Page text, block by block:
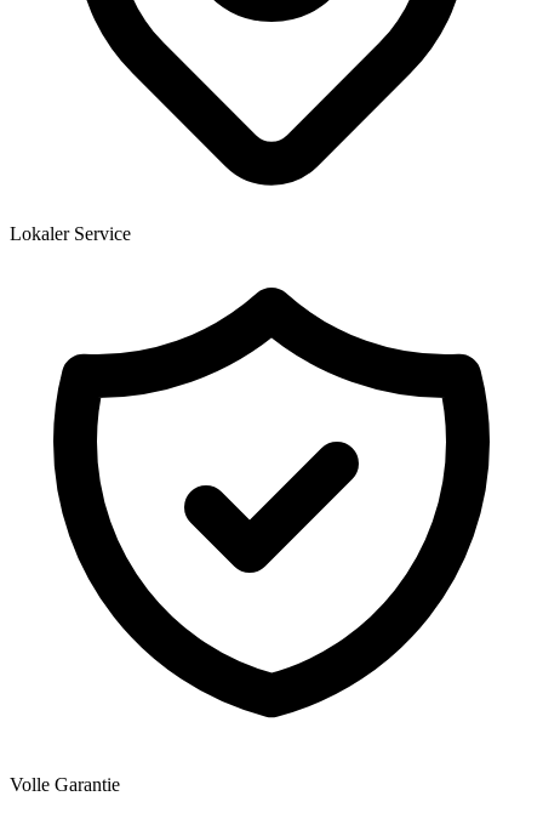
Lokaler Service
Volle Garantie